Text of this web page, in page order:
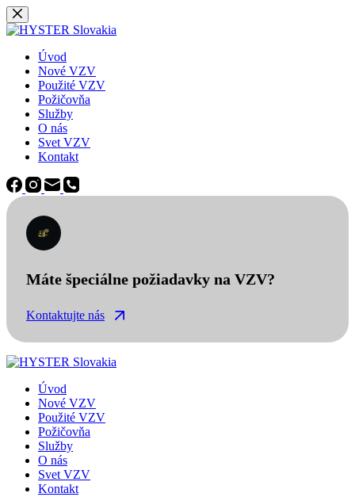
Späť
na
Úvod
Nové VZV
Použité VZV
Požičovňa
Služby
O nás
Svet VZV
Kontakt
Máte špeciálne požiadavky na VZV?
Kontaktujte nás
Úvod
Nové VZV
Použité VZV
Požičovňa
Služby
O nás
Svet VZV
Kontakt